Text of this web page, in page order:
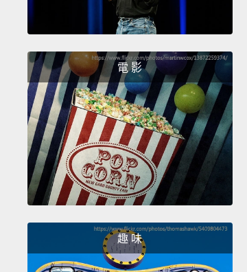
電 影
趣 味